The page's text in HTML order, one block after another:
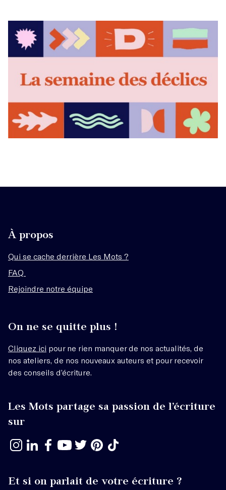
À propos
Qui se cache derrière Les Mots ?
FAQ
Rejoindre notre équipe
On ne se quitte plus !
Cliquez ici pour ne rien manquer de nos actualités, de
nos ateliers, de nos nouveaux auteurs et pour recevoir
des conseils d’écriture.
Les Mots partage sa passion de l’écriture
sur
Et si on parlait de votre écriture ?